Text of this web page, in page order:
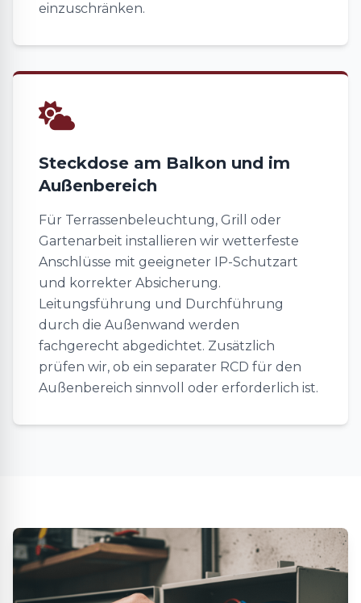
einzuschränken.
Steckdose am Balkon und im
Außenbereich
Für Terrassenbeleuchtung, Grill oder
Gartenarbeit installieren wir wetterfeste
Anschlüsse mit geeigneter IP-Schutzart
und korrekter Absicherung.
Leitungsführung und Durchführung
durch die Außenwand werden
fachgerecht abgedichtet. Zusätzlich
prüfen wir, ob ein separater RCD für den
Außenbereich sinnvoll oder erforderlich ist.